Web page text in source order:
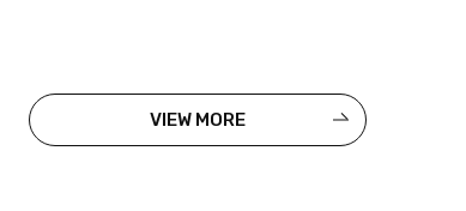
VIEW MORE